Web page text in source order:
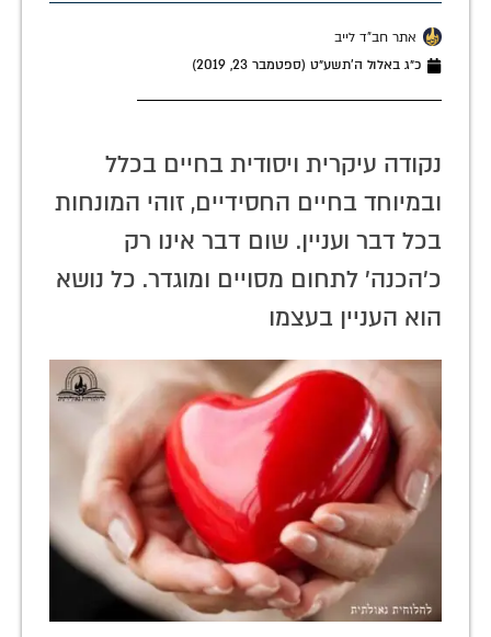
אתר חב"ד לייב
כ״ג באלול ה׳תשע״ט (ספטמבר 23, 2019)
נקודה עיקרית ויסודית בחיים בכלל
ובמיוחד בחיים החסידיים, זוהי המונחות
בכל דבר ועניין. שום דבר אינו רק
כ'הכנה' לתחום מסויים ומוגדר. כל נושא
הוא העניין בעצמו